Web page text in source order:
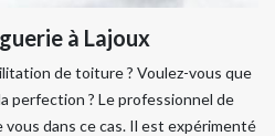
à Lajoux
de toiture ? Voulez-vous que
perfection ? Le professionnel de
vous dans ce cas. Il est expérimenté